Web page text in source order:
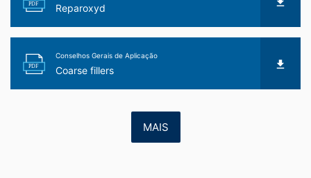
PDF Reparoxyd
PDF
Conselhos Gerais de Aplicação
Coarse fillers
MAIS